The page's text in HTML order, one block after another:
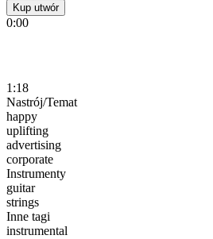
Kup utwór
0:00
1:18
Nastrój/Temat
happy
uplifting
advertising
corporate
Instrumenty
guitar
strings
Inne tagi
instrumental